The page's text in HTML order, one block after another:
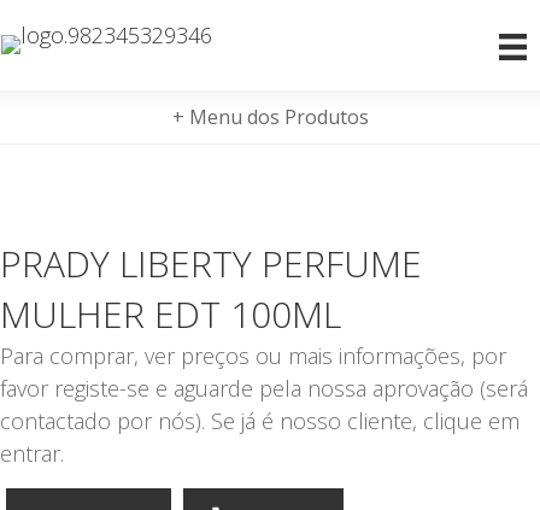
+ Menu dos Produtos
PRADY LIBERTY PERFUME
MULHER EDT 100ML
Para comprar, ver preços ou mais informações, por
favor registe-se e aguarde pela nossa aprovação (será
contactado por nós). Se já é nosso cliente, clique em
entrar.